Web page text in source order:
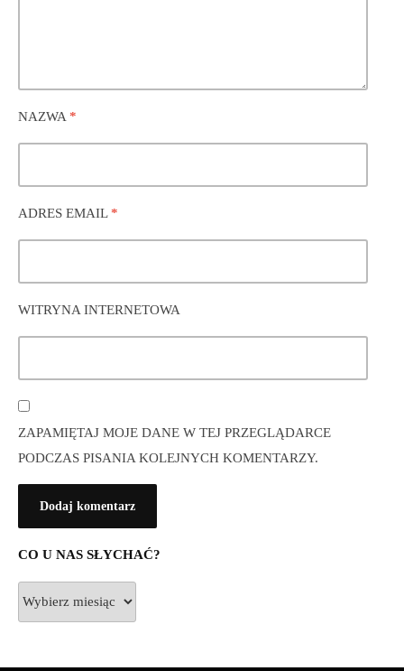
NAZWA*
ADRES EMAIL*
WITRYNA INTERNETOWA
ZAPAMIĘTAJ MOJE DANE W TEJ PRZEGLĄDARCE
PODCZAS PISANIA KOLEJNYCH KOMENTARZY.
CO U NAS SŁYCHAĆ?